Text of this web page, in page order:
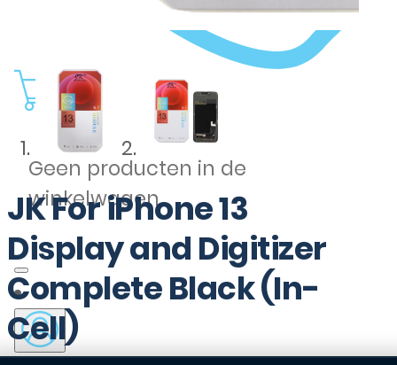
0
Geen producten in de
winkelwagen.
JK For iPhone 13
Display and Digitizer
Complete Black (In-
Cell)